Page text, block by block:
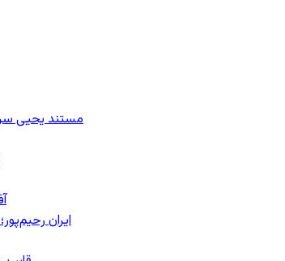
مستند یحیی
ایران